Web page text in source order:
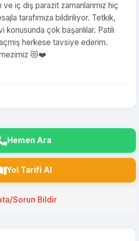
iç dış parazit zamanlarımız hiç
tarafımıza bildiriliyor. Tetkik,
çok başarılılar. Patili
herkese tavsiye ederim.
😻❤️
Hemen Ara
Yol Tarifi Al
Sorun Bildir